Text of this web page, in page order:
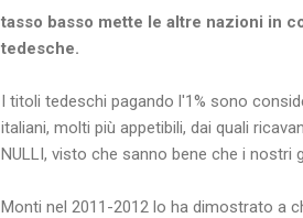
tasso basso mette le altre nazioni in
tedesche.
I titoli tedeschi pagando l'1% sono
italiani, molti più appetibili, dai quali
NULLI, visto che sanno bene che i nostri
Monti nel 2011-2012 lo ha dimostrato a